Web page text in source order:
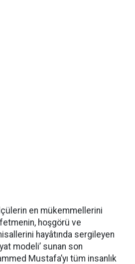
en mükemmellerini
hoşgörü ve
hayâtında sergileyen
modeli’ sunan son
Mustafa’yı tüm insanlık